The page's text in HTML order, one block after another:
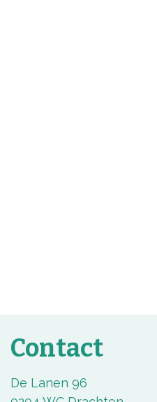
Contact
De Lanen 96